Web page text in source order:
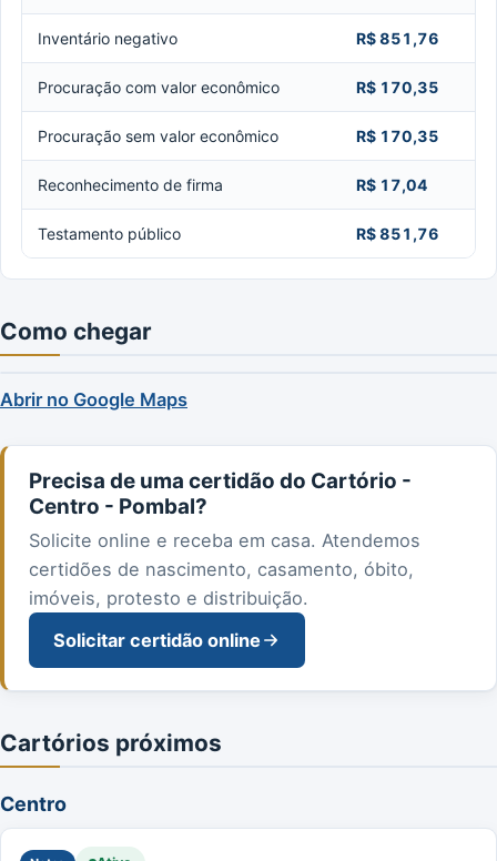
Inventário negativo R$ 851,76
Procuração com valor econômico R$ 170,35
Procuração sem valor econômico R$ 170,35
Reconhecimento de firma R$ 17,04
Testamento público R$ 851,76
Como chegar
Abrir no Google Maps
Precisa de uma certidão do Cartório -
Centro - Pombal?
Solicite online e receba em casa. Atendemos
certidões de nascimento, casamento, óbito,
imóveis, protesto e distribuição.
Solicitar certidão online
Cartórios próximos
Centro